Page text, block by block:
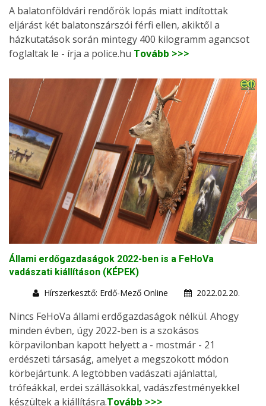
A balatonföldvári rendőrök lopás miatt indítottak
eljárást két balatonszárszói férfi ellen, akiktől a
házkutatások során mintegy 400 kilogramm agancsot
foglaltak le - írja a police.hu Tovább >>>
Állami erdőgazdaságok 2022-ben is a FeHoVa
vadászati kiállításon (KÉPEK)
Hírszerkesztő: Erdő-Mező Online
2022.02.20.
Nincs FeHoVa állami erdőgazdaságok nélkül. Ahogy
minden évben, úgy 2022-ben is a szokásos
körpavilonban kapott helyett a - mostmár - 21
erdészeti társaság, amelyet a megszokott módon
körbejártunk. A legtöbben vadászati ajánlattal,
trófeákkal, erdei szállásokkal, vadászfestményekkel
készültek a kiállításra.Tovább >>>